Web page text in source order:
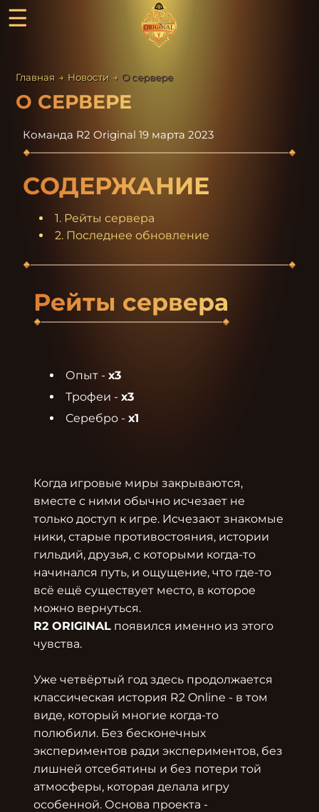
☰
Главная → Новости → О сервере
О СЕРВЕРЕ
Команда R2 Original19 марта 2023
СОДЕРЖАНИЕ
1. Рейты сервера
2. Последнее обновление
Рейты сервера
Опыт - х3
Трофеи - х3
Серебро - х1
Когда игровые миры закрываются,
вместе с ними обычно исчезает не
только доступ к игре. Исчезают знакомые
ники, старые противостояния, истории
гильдий, друзья, с которыми когда-то
начинался путь, и ощущение, что где-то
всё ещё существует место, в которое
R2 ORIGINAL появился именно из этого
чувства.
Уже четвёртый год здесь продолжается
классическая история R2 Online - в том
виде, который многие когда-то
полюбили. Без бесконечных
экспериментов ради экспериментов, без
лишней отсебятины и без потери той
атмосферы, которая делала игру
особенной. Основа проекта -